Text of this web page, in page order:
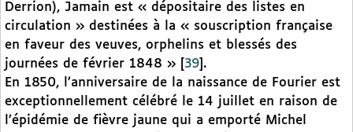
Derrion), Jamain est « dépositaire des listes en
circulation » destinées à la « souscription française
en faveur des veuves, orphelins et blessés des
journées de février 1848 »
39 .
En 1850, l’anniversaire de la naissance de Fourier est
exceptionnellement célébré le 14 juillet en raison de
l’épidémie de fièvre jaune qui a emporté Michel